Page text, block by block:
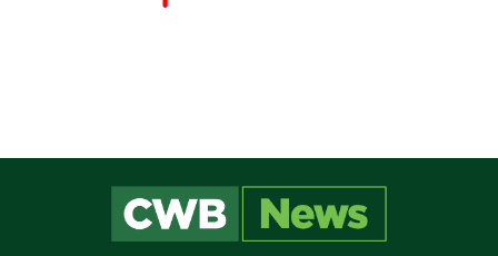
Este site utiliza cookies para melhorar sua
experiência e fornecer serviços personalizados. Ao